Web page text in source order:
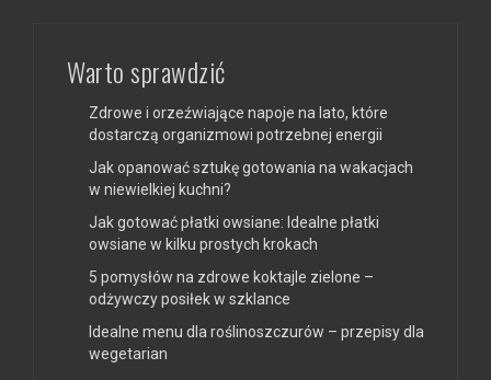
Warto sprawdzić
Zdrowe i orzeźwiające napoje na lato, które
dostarczą organizmowi potrzebnej energii
Jak opanować sztukę gotowania na wakacjach
w niewielkiej kuchni?
Jak gotować płatki owsiane: Idealne płatki
owsiane w kilku prostych krokach
5 pomysłów na zdrowe koktajle zielone –
odżywczy posiłek w szklance
Idealne menu dla roślinoszczurów – przepisy dla
wegetarian